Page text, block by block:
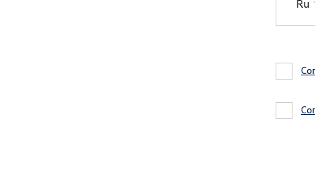
Ru